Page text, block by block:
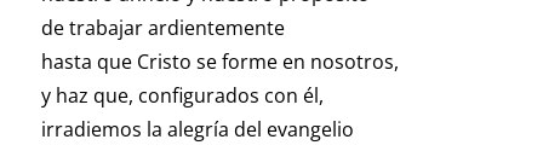
de trabajar ardientemente
hasta que Cristo se forme en nosotros,
y haz que, configurados con él,
irradiemos la alegría del evangelio